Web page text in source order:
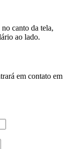
canto da tela,
ao lado.
em contato em